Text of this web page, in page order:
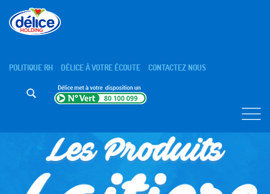
POLITIQUE RH DÉLICE À VOTRE ÉCOUTE CONTACTEZ NOUS